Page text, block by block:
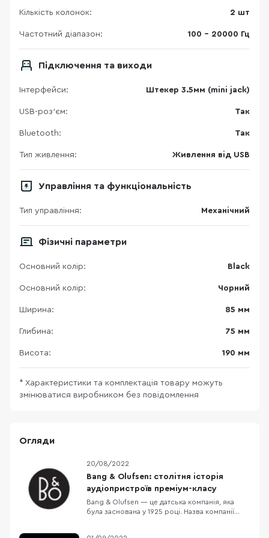
Кількість колонок: 2 шт
Частотний діапазон: 100 - 20000 Гц
Підключення та виходи
Інтерфейси: Штекер 3.5мм (mini jack)
USB-роз'єм: Так
Bluetooth: Так
Тип живлення: Живлення від USB
Управління та функціональність
Тип управління: Механічний
Фізичні параметри
Основний колір: Black
Основний колір: Чорний
Ширина: 85 мм
Глибина: 75 мм
Висота: 190 мм
* Характеристики та комплектація товару можуть
змінюватися виробником без повідомлення
Огляди
20/08/2022
Bang & Olufsen: столітня історія
аудіопристроїв преміум-класу
Bang & Olufsen — це датська компанія, яка
була заснована у 1925 році. Назва компанії